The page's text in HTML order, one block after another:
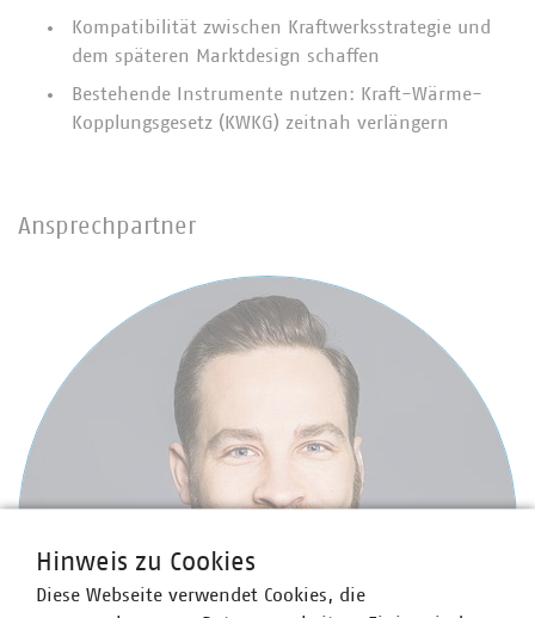
Kompatibilität zwischen Kraftwerksstrategie und
dem späteren Marktdesign schaffen
Bestehende Instrumente nutzen: Kraft-Wärme-
Kopplungsgesetz (KWKG) zeitnah verlängern
Ansprechpartner
Hinweis zu Cookies
Diese Webseite verwendet Cookies, die